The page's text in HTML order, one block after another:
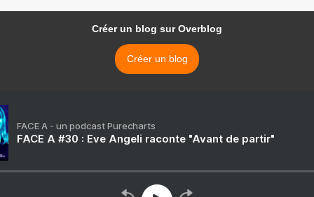
Créer un blog sur Overblog
Créer un blog
FACE A - un podcast Purecharts
FACE A #30 : Eve Angeli raconte "Avant de partir"